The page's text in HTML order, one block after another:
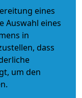
eines
Auswahl eines
in
dass
um den